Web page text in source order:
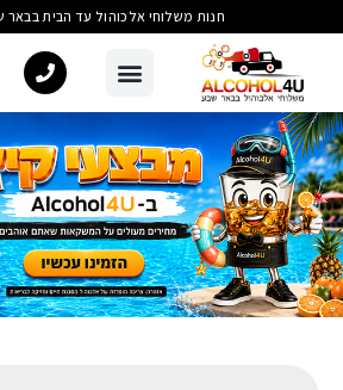
חנות משלוחי אלכוהול עד הבית בבאר